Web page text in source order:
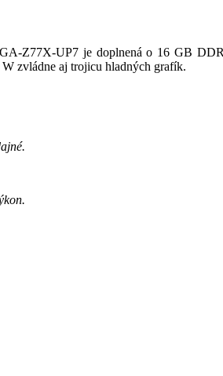
Z77X-UP7 je doplnená o 16 GB
zvládne aj trojicu hladných grafík.